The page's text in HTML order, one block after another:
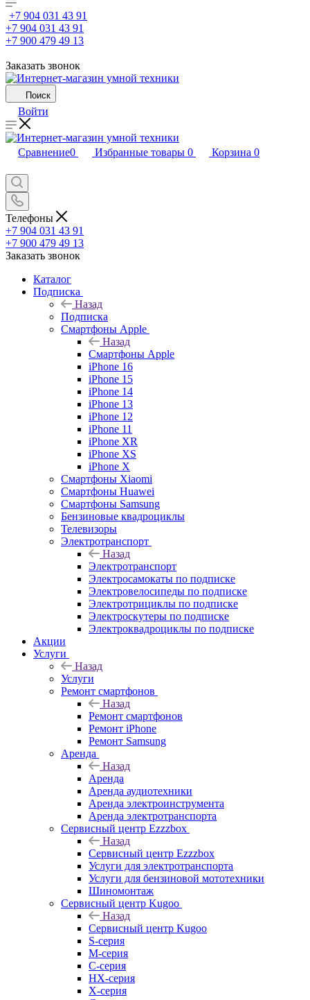
+7 904 031 43 91
+7 904 031 43 91
+7 900 479 49 13
Заказать звонок
Поиск
Войти
Сравнение0 Избранные товары 0 Корзина 0
Телефоны
+7 904 031 43 91
+7 900 479 49 13
Заказать звонок
Каталог
Подписка
Назад
Подписка
Смартфоны Apple
Назад
Смартфоны Apple
iPhone 16
iPhone 15
iPhone 14
iPhone 13
iPhone 12
iPhone 11
iPhone XR
iPhone XS
iPhone X
Смартфоны Xiaomi
Смартфоны Huawei
Смартфоны Samsung
Бензиновые квадроциклы
Телевизоры
Электротранспорт
Назад
Электротранспорт
Электросамокаты по подписке
Электровелосипеды по подписке
Электротрициклы по подписке
Электроскутеры по подписке
Электроквадроциклы по подписке
Акции
Услуги
Назад
Услуги
Ремонт смартфонов
Назад
Ремонт смартфонов
Ремонт iPhone
Ремонт Samsung
Аренда
Назад
Аренда
Аренда аудиотехники
Аренда электроинструмента
Аренда электротранспорта
Сервисный центр Ezzzbox
Назад
Сервисный центр Ezzzbox
Услуги для электротранспорта
Услуги для бензиновой мототехники
Шиномонтаж
Сервисный центр Kugoo
Назад
Сервисный центр Kugoo
S-cерия
M-серия
С-серия
HX-серия
X-серия